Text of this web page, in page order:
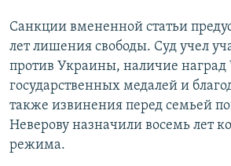
Санкции вмененной статьи
лет лишения свободы. Суд учел
против Украины, наличие наград
государственных медалей и
также извинения перед семьей
Неверову назначили восемь лет
режима.